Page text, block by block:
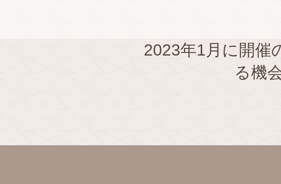
2023年1月に開催
る機